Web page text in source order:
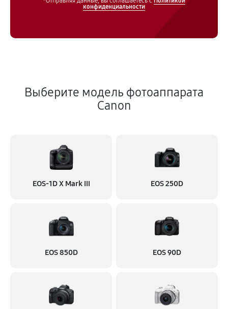
конфиденциальности
Выберите модель фотоаппарата
Canon
EOS‑1D X Mark III EOS 250D
EOS 850D EOS 90D